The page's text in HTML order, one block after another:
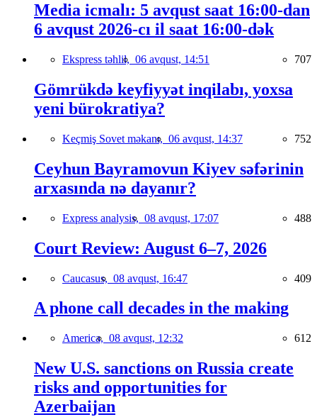
Media icmalı: 5 avqust saat 16:00-dan
6 avqust 2026-cı il saat 16:00-dək
Ekspress təhlil, 06 avqust, 14:51 707
Gömrükdə keyfiyyət inqilabı, yoxsa
yeni bürokratiya?
Keçmiş Sovet məkanı, 06 avqust, 14:37 752
Ceyhun Bayramovun Kiyev səfərinin
arxasında nə dayanır?
Express analysis, 08 avqust, 17:07 488
Court Review: August 6–7, 2026
Caucasus, 08 avqust, 16:47 409
A phone call decades in the making
America, 08 avqust, 12:32 612
New U.S. sanctions on Russia create
risks and opportunities for
Azerbaijan